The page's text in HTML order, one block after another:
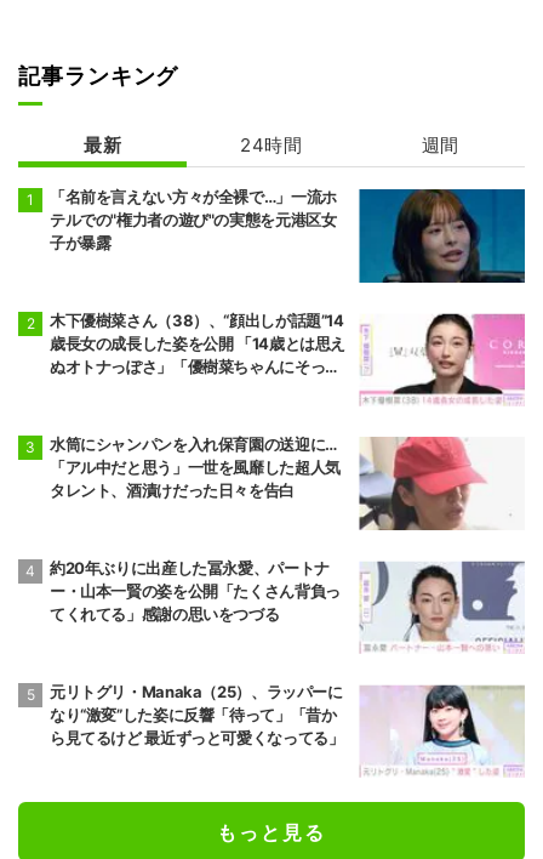
記事ランキング
最新 24時間 週間
「名前を言えない方々が全裸で…」一流ホ
テルでの"権力者の遊び"の実態を元港区女
子が暴露
木下優樹菜さん（38）、“顔出しが話題”14
歳長女の成長した姿を公開 「14歳とは思え
ぬオトナっぽさ」「優樹菜ちゃんにそっく
水筒にシャンパンを入れ保育園の送迎に…
「アル中だと思う」一世を風靡した超人気
タレント、酒漬けだった日々を告白
約20年ぶりに出産した冨永愛、パートナ
ー・山本一賢の姿を公開「たくさん背負っ
てくれてる」感謝の思いをつづる
元リトグリ・Manaka（25）、ラッパーに
なり“激変”した姿に反響「待って」「昔か
ら見てるけど 最近ずっと可愛くなってる」
もっと見る